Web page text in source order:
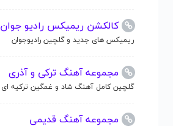
کالکشن ریمیکس رادیو جوان
ریمیکس های جدید و گلچین رادیوجوان
مجموعه آهنگ ترکی و آذری
گلچین کامل آهنگ شاد و غمگین ترکیه ای
مجموعه آهنگ قدیمی